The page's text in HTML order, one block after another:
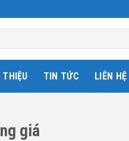
THIỆU TIN TỨC LIÊN HỆ
giá